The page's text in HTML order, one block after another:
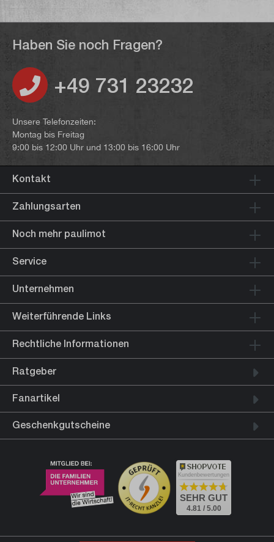
Haben Sie noch Fragen?
+49 731 23232
Unsere Telefonzeiten:
Montag bis Freitag
9:00 bis 12:00 Uhr und 13:00 bis 16:00 Uhr
Kontakt
Zahlungsarten
Noch mehr paulimot
Service
Unternehmen
Weiterführende Links
Rechtliche Informationen
Ratgeber
Fanartikel
Geschenkgutscheine
Kundenbewertungen
SEHR GUT
4.81 / 5.00